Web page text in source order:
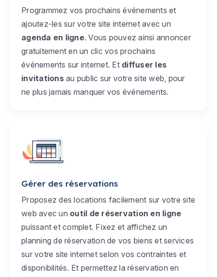
Programmez vos prochains événements et
ajoutez-les sur votre site internet avec un
agenda en ligne. Vous pouvez ainsi annoncer
gratuitement en un clic vos prochains
événements sur internet. Et diffuser les
invitationsau public sur votre site web, pour
ne plus jamais manquer vos événements.
Gérer des réservations
Proposez des locations facilement sur votre site
web avec un outil de réservation en ligne
puissant et complet. Fixez et affichez un
planning de réservation de vos biens et services
sur votre site internet selon vos contraintes et
disponibilités. Et permettez la réservation en